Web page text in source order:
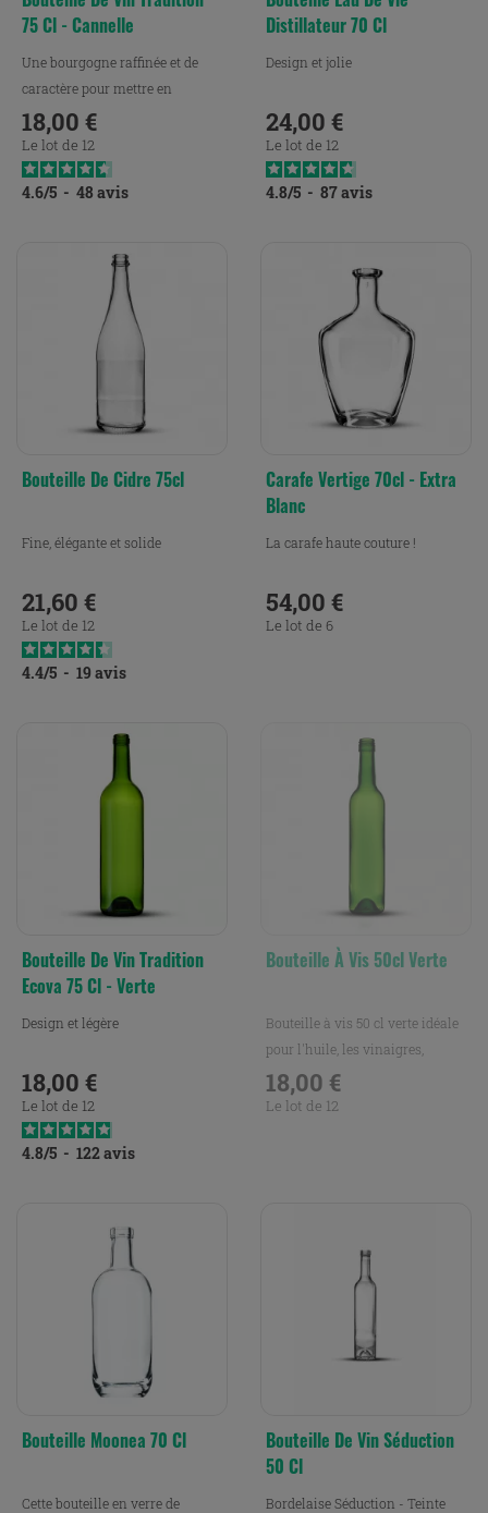
75 Cl - Cannelle
Une bourgogne raffinée et de
caractère pour mettre en
bouteilles vos vins.
Prix
18,00 €
Le lot de 12
4.6/5 - 48 avis
Distillateur 70 Cl
Design et jolie
Prix
24,00 €
Le lot de 12
4.8/5 - 87avis
Bouteille De Cidre 75cl
Fine, élégante et solide
Prix
21,60 €
Le lot de 12
4.4/5 - 19 avis
Carafe Vertige 70cl - Extra
Blanc
La carafe haute couture !
Prix
54,00 €
Le lot de 6
Bouteille De Vin Tradition
Ecova 75 Cl - Verte
Design et légère
Prix
18,00 €
Le lot de 12
4.8/5 - 122avis
Bouteille À Vis 50cl Verte
Bouteille à vis 50 cl verte idéale
pour l'huile, les vinaigres,
vinaigrettes et...
Prix
18,00 €
Le lot de 12
Bouteille Moonea 70 Cl
Cette bouteille en verre de
Bouteille De Vin Séduction
50 Cl
Bordelaise Séduction - Teinte